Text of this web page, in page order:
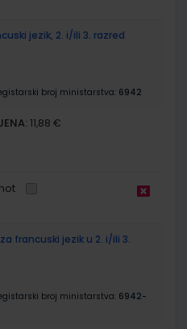
jezik, 2. i/ili 3. razred
broj ministarstva: 6942
11,88 €
francuski jezik u 2. i/ili 3.
broj ministarstva: 6942-